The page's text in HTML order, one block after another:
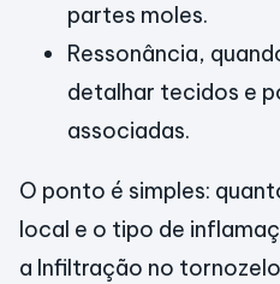
partes moles.
Ressonância,
detalhar tecidos e
associadas.
O ponto é simples:
local e o tipo de
a Infiltração no